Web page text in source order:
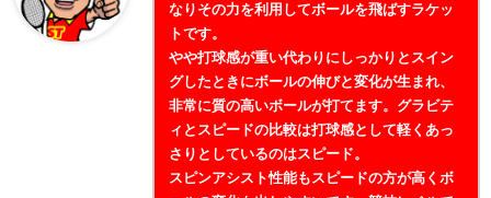
なりその力を利用してボールを飛ばすラケッ
トです。
やや打球感が重い代わりにしっかりとスイン
グしたときにボールの伸びと変化が生まれ、
非常に質の高いボールが打てます。グラビテ
ィとスピードの比較は打球感として軽くあっ
さりとしているのはスピード。
スピンアシスト性能もスピードの方が高くボ